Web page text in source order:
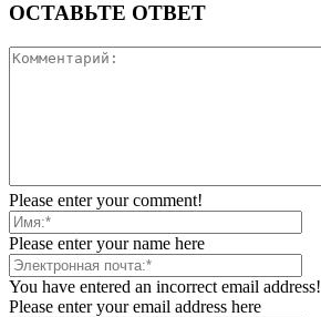
ОСТАВЬТЕ ОТВЕТ
Please enter your comment!
Please enter your name here
You have entered an incorrect email address!
Please enter your email address here